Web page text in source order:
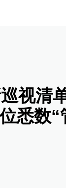
视清
悉数“